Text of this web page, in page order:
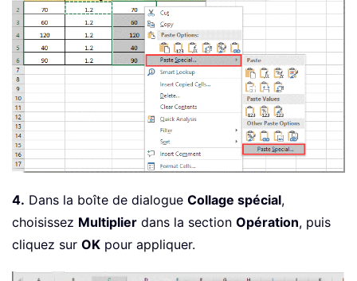
4. Dans la boîte de dialogue Collage spécial,
choisissez Multiplier dans la section Opération, puis
cliquez sur OK pour appliquer.